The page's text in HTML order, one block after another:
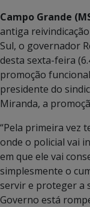
Campo Grande
antiga
Sul, o governador
desta sexta-feira
promoção
presidente do
Miranda, a
“Pela primeira vez
onde o policial vai
em que ele vai
simplesmente o
servir e proteger a
Governo está